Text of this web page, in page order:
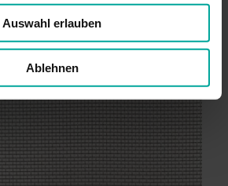
Auswahl erlauben
Ablehnen